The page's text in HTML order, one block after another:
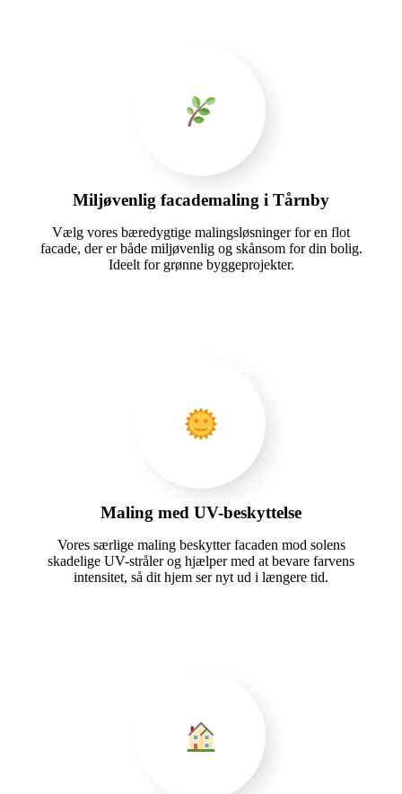
Miljøvenlig facademaling i Tårnby
Vælg vores bæredygtige malingsløsninger for en flot
facade, der er både miljøvenlig og skånsom for din bolig.
Ideelt for grønne byggeprojekter.
Maling med UV-beskyttelse
Vores særlige maling beskytter facaden mod solens
skadelige UV-stråler og hjælper med at bevare farvens
intensitet, så dit hjem ser nyt ud i længere tid.